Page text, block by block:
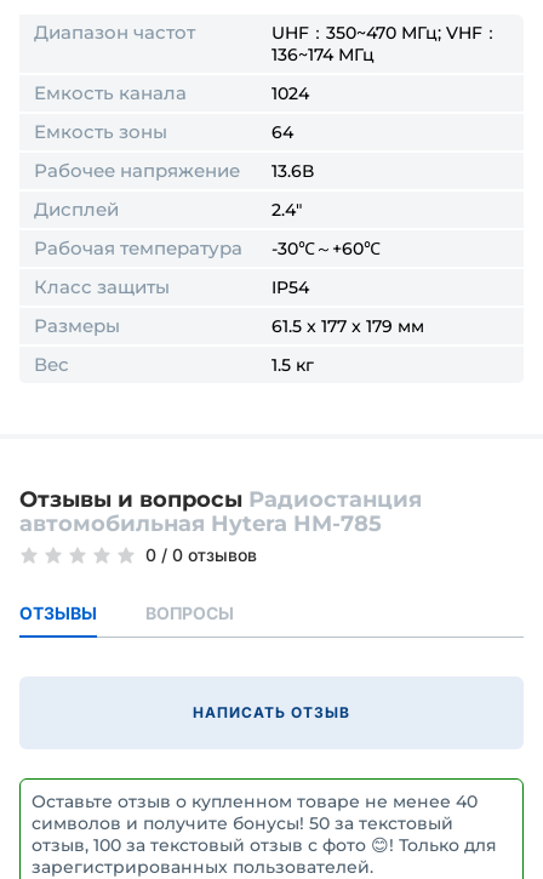
Диапазон частот
UHF：350~470 МГц; VHF：
136~174 МГц
Емкость канала 1024
Емкость зоны 64
Рабочее напряжение 13.6В
Дисплей 2.4"
Рабочая температура -30℃～+60℃
Класс защиты IP54
Размеры 61.5 x 177 x 179 мм
Вес 1.5 кг
Отзывы и вопросы Радиостанция
автомобильная Hytera HM-785
0 / 0 отзывов
ОТЗЫВЫ ВОПРОСЫ
НАПИСАТЬ ОТЗЫВ
Оставьте отзыв о купленном товаре не менее 40
символов и получите бонусы! 50 за текстовый
отзыв, 100 за текстовый отзыв с фото 😊! Только для
зарегистрированных пользователей.